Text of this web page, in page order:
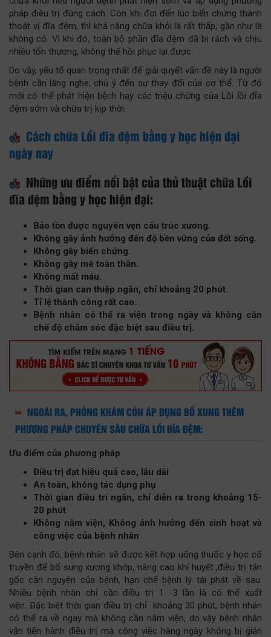
pháp điều trị đúng cách. Còn khi đợi đến lúc biến chứng thành
thoát vị đĩa đệm, thì khả năng chữa khỏi là rất thấp, gần như là
không có. Vì khi đó, toàn bộ phần đĩa đệm đã bị rách và chịu
nhiều tổn thương, không thể hồi phục lại được.
Do vậy, yếu tố quan trọng nhất để giải quyết vấn đề này là người
bệnh cần lắng nghe, chú ý đến sự thay đổi của cơ thể. Từ đó
mới có thể phát hiện bệnh hay các triệu chứng của Lồi lồi đĩa
đệm sớm và chữa trị kịp thời.
Cách chữa Lồi đĩa đệm bằng y học hiện đại
ngày nay
Những ưu điểm nổi bật của thủ thuật chữa Lồi
đĩa đệm bằng y học hiện đại:
Bảo tồn được nguyên vẹn cấu trúc xương.
Không gây ảnh hưởng đến độ bền vững của đốt sống.
Không gây biến chứng.
Không gây mê toàn thân.
Không mất máu.
Thời gian can thiệp ngắn, chỉ khoảng 20 phút.
Tỉ lệ thành công rất cao.
Bệnh nhân có thể ra viện trong ngày và không cần
chế độ chăm sóc đặc biệt sau điều trị.
NGOÀI RA, PHÒNG KHÁM CÒN ÁP DỤNG BỔ XUNG THÊM
PHƯƠNG PHÁP CHUYÊN SÂU CHỮA LỒI ĐĨA ĐỆM:
Ưu điểm của phương pháp
Điều trị đạt hiệu quả cao, lâu dài
An toàn, không tác dụng phụ
Thời gian điều tri ngắn, chỉ diễn ra trong khoảng 15-
20 phút
Không nằm viện, Không ảnh hưởng đến sinh hoạt và
công việc của bệnh nhân
Bên cạnh đó, bệnh nhân sẽ được kết hợp uống thuốc y học cổ
truyền để bổ sung xương khớp, nâng cao khí huyết ,điều trị tận
gốc căn nguyên của bệnh, hạn chế bệnh lý tái phát về sau.
Nhiều bệnh nhân chỉ cần điều trị 1 -3 lần là có thể xuất
viện. Đặc biệt thời gian điều trị chỉ khoảng 30 phút, bệnh nhân
có thể ra về ngay mà không cần nằm viện, do vậy bệnh nhân
vẫn tiến hành điều trị mà công việc hàng ngày không bị gián